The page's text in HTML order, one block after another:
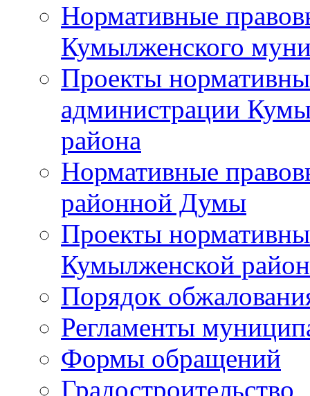
Нормативные
Кумылженского
Проекты
администрации
района
Нормативные
районной Думы
Проекты
Кумылженской
Порядок
Регламенты
Формы обращений
Градостроительство